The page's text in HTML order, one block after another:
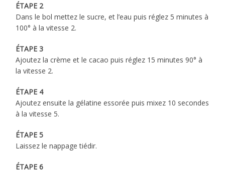
ÉTAPE 2
Dans le bol mettez le sucre, et l’eau puis réglez 5 minutes à
100° à la vitesse 2.
ÉTAPE 3
Ajoutez la crème et le cacao puis réglez 15 minutes 90° à
la vitesse 2.
ÉTAPE 4
Ajoutez ensuite la gélatine essorée puis mixez 10 secondes
à la vitesse 5.
ÉTAPE 5
Laissez le nappage tiédir.
ÉTAPE 6